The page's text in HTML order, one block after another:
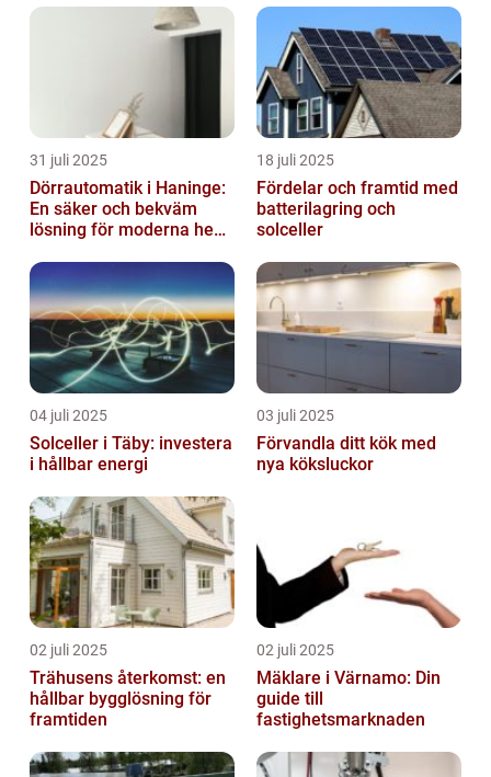
31 juli 2025
Dörrautomatik i Haninge:
En säker och bekväm
lösning för moderna hem
18 juli 2025
Fördelar och framtid med
batterilagring och
solceller
04 juli 2025
Solceller i Täby: investera
i hållbar energi
03 juli 2025
Förvandla ditt kök med
nya köksluckor
02 juli 2025
Trähusens återkomst: en
hållbar bygglösning för
framtiden
02 juli 2025
Mäklare i Värnamo: Din
guide till
fastighetsmarknaden